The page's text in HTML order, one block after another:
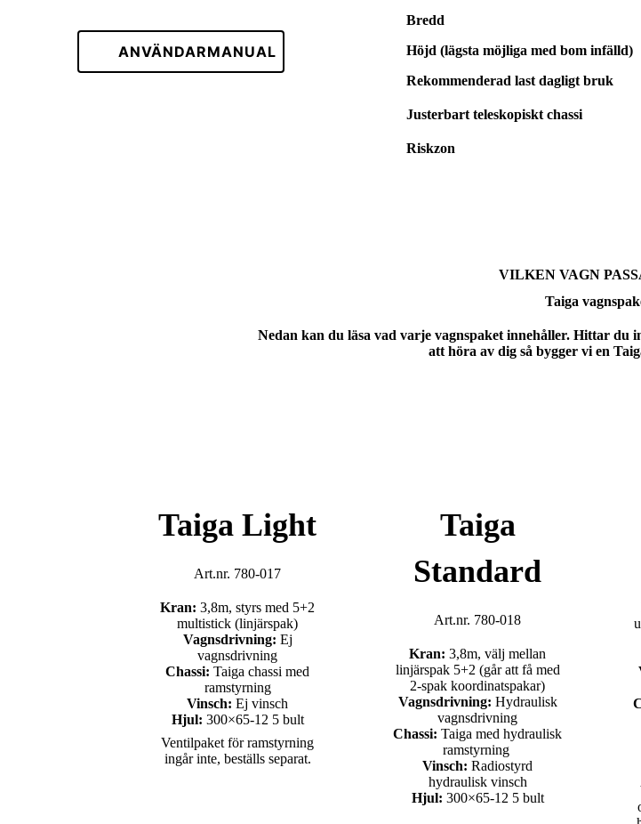
ANVÄNDARMANUAL
Bredd
Höjd (lägsta möjliga med bom infälld)
Rekommenderad last dagligt bruk
Justerbart teleskopiskt chassi
Riskzon
VILKEN VAGN
Taiga
Nedan kan du läsa vad varje vagnspaket innehåller. Hittar du
att höra av dig så bygger vi en
Taiga Light
Art.nr. 780-017
Kran: 3,8m, styrs med 5+2
multistick (linjärspak)
Vagnsdrivning: Ej
vagnsdrivning
Chassi: Taiga chassi med
ramstyrning
Vinsch: Ej vinsch
Hjul: 300×65-12 5 bult
Ventilpaket för ramstyrning
ingår inte, beställs separat.
Taiga
Standard
Art.nr. 780-018
Kran: 3,8m, välj mellan
linjärspak 5+2 (går att få med
2-spak koordinatspakar)
Vagnsdrivning: Hydraulisk
vagnsdrivning
Chassi: Taiga med hydraulisk
ramstyrning
Vinsch: Radiostyrd
hydraulisk vinsch
Hjul: 300×65-12 5 bult